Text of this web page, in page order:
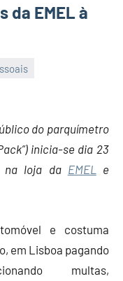
da EMEL à
do parquímetro
inicia-se dia 23
na loja da EMEL
e
e costuma
em Lisboa pagando
multas,